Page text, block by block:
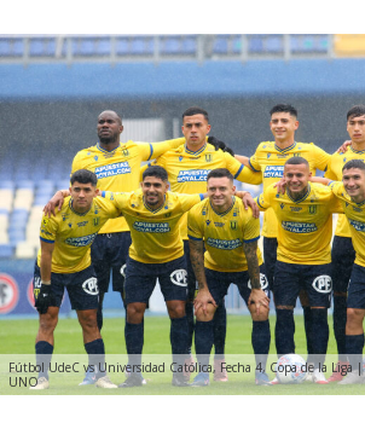
Fútbol UdeC vs Universidad Católica, Fecha 4, Copa de la Liga
UNO